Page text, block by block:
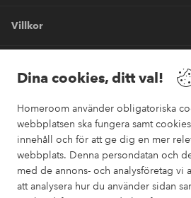
Dina cookies, ditt val!
Homeroom använder obligatoriska
webbplatsen ska fungera samt
innehåll och för att ge dig en mer
webbplats. Denna persondatan och
med de annons- och analysföretag vi
att analysera hur du använder sidan
Villkor
Säkra
Vill du veta mer om våra